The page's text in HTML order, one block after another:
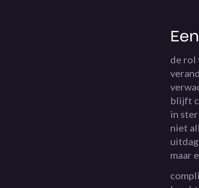
de rol
blijft
in
niet
maar